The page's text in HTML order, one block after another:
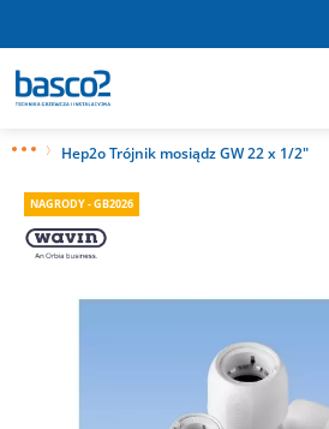
Hep2o Trójnik mosiądz GW 22 x 1/2"
NAGRODY - GB2026